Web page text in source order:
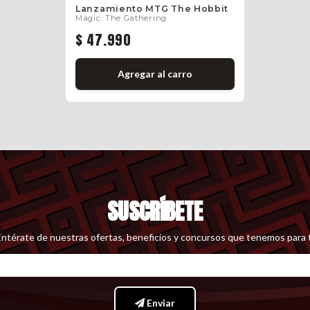
Lanzamiento MTG The Hobbit
Magic: The Gathering
$ 47.990
Agregar al carro
SUSCRÍBETE
de nuestras ofertas, beneficios y concursos que tenemos para
Enviar